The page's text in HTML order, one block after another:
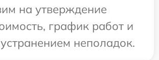
на утверждение
график работ и
неполадок.